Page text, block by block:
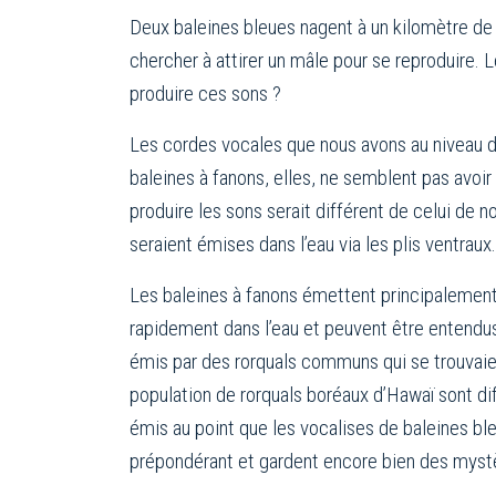
Deux baleines bleues nagent à un kilomètre
chercher à attirer un mâle pour se
produire ces sons ?
Les cordes vocales que nous avons au
baleines à fanons, elles, ne semblent pas
produire les sons serait différent de celui de
seraient émises dans l’eau via les plis
Les baleines à fanons émettent
rapidement dans l’eau et peuvent être
émis par des rorquals communs qui se
population de rorquals boréaux d’Hawaï sont
émis au point que les vocalises de baleines
prépondérant et gardent encore bien des